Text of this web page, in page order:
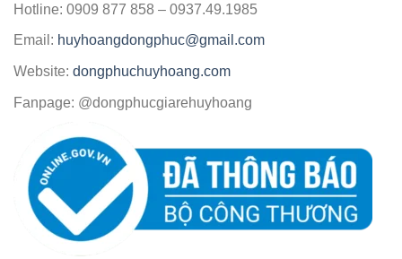
Hotline: 0909 877 858 – 0937.49.1985
Email: huyhoangdongphuc@gmail.com
Website: dongphuchuyhoang.com
Fanpage: @dongphucgiarehuyhoang